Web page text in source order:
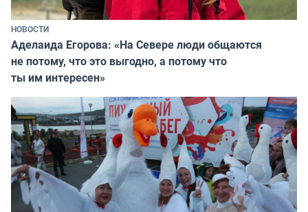
НОВОСТИ
Аделаида Егорова: «На Севере люди общаются
не потому, что это выгодно, а потому что
ты им интересен»